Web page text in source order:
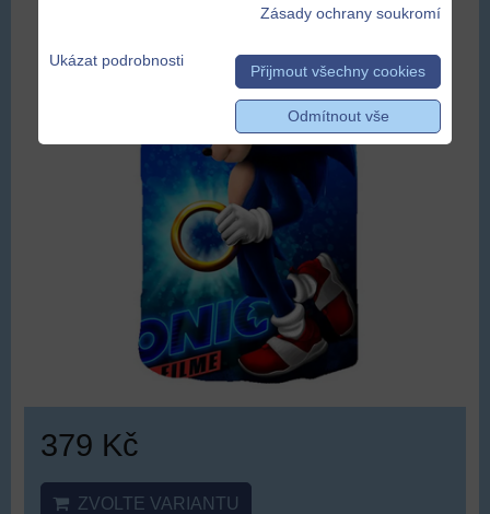
379 Kč
ZVOLTE VARIANTU
Zásady ochrany soukromí
Ukázat podrobnosti
Přijmout všechny cookies
Odmítnout vše